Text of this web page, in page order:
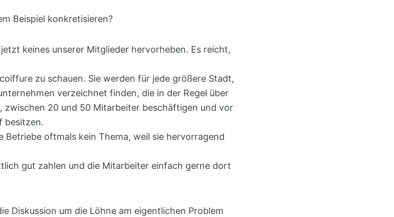
Beispiel konkretisieren?
keines unserer Mitglieder hervorheben. Es reicht,
zu schauen. Sie werden für jede größere Stadt,
verzeichnet finden, die in der Regel über
zwischen 20 und 50 Mitarbeiter beschäftigen und vor
besitzen.
Betriebe oftmals kein Thema, weil sie hervorragend
gut zahlen und die Mitarbeiter einfach gerne dort
Diskussion um die Löhne am eigentlichen Problem